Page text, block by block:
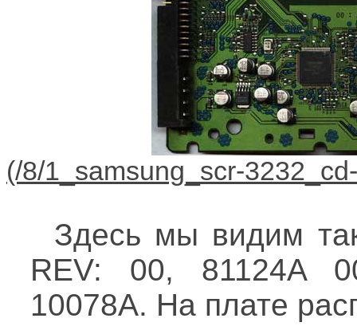
Здесь мы видим
REV: 00, 81124A
10078A. На плате